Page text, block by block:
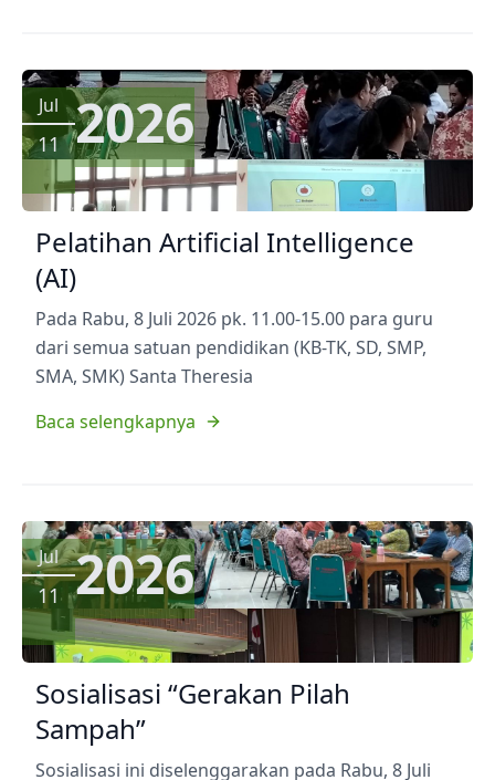
Jul
11 2026
Pelatihan Artificial Intelligence
(AI)
Pada Rabu, 8 Juli 2026 pk. 11.00-15.00 para guru
dari semua satuan pendidikan (KB-TK, SD, SMP,
SMA, SMK) Santa Theresia
Baca selengkapnya
Jul
11 2026
Sosialisasi “Gerakan Pilah
Sampah”
Sosialisasi ini diselenggarakan pada Rabu, 8 Juli